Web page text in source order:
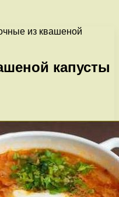
из квашеной
капусты